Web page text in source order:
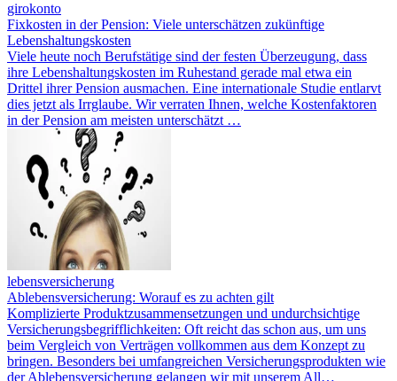
girokonto
Fixkosten in der Pension: Viele unterschätzen zukünftige
Lebenshaltungskosten
Viele heute noch Berufstätige sind der festen Überzeugung, dass
ihre Lebenshaltungskosten im Ruhestand gerade mal etwa ein
Drittel ihrer Pension ausmachen. Eine internationale Studie entlarvt
dies jetzt als Irrglaube. Wir verraten Ihnen, welche Kostenfaktoren
in der Pension am meisten unterschätzt …
lebensversicherung
Ablebensversicherung: Worauf es zu achten gilt
Komplizierte Produktzusammensetzungen und undurchsichtige
Versicherungsbegrifflichkeiten: Oft reicht das schon aus, um uns
beim Vergleich von Verträgen vollkommen aus dem Konzept zu
bringen. Besonders bei umfangreichen Versicherungsprodukten wie
der Ablebensversicherung gelangen wir mit unserem All…